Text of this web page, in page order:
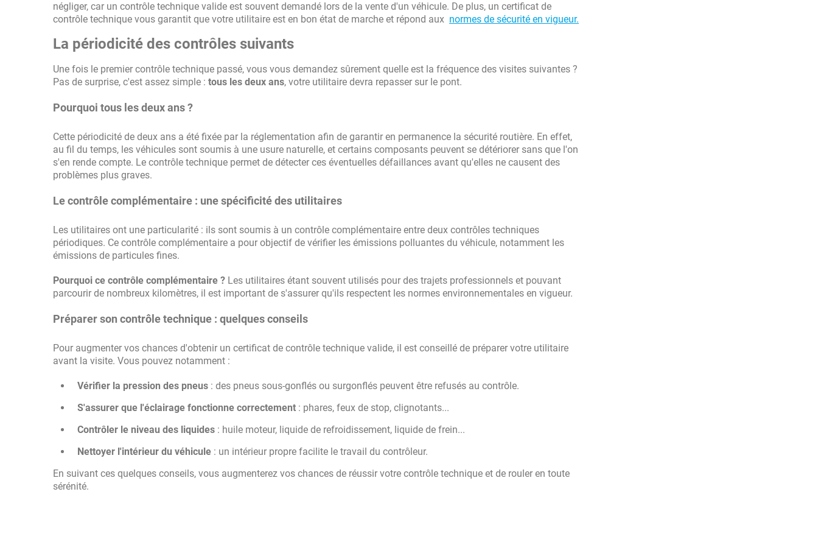
négliger, car un contrôle technique valide est souvent demandé lors de la vente d'un véhicule. De plus, un certificat de
contrôle technique vous garantit que votre utilitaire est en bon état de marche et répond aux normes de sécurité en vigueur.
La périodicité des contrôles suivants
Une fois le premier contrôle technique passé, vous vous demandez sûrement quelle est la fréquence des visites suivantes ?
Pas de surprise, c'est assez simple : tous les deux ans, votre utilitaire devra repasser sur le pont.
Pourquoi tous les deux ans ?
Cette périodicité de deux ans a été fixée par la réglementation afin de garantir en permanence la sécurité routière. En effet,
au fil du temps, les véhicules sont soumis à une usure naturelle, et certains composants peuvent se détériorer sans que l'on
s'en rende compte. Le contrôle technique permet de détecter ces éventuelles défaillances avant qu'elles ne causent des
problèmes plus graves.
Le contrôle complémentaire : une spécificité des utilitaires
Les utilitaires ont une particularité : ils sont soumis à un contrôle complémentaire entre deux contrôles techniques
périodiques. Ce contrôle complémentaire a pour objectif de vérifier les émissions polluantes du véhicule, notamment les
émissions de particules fines.
Pourquoi ce contrôle complémentaire ? Les utilitaires étant souvent utilisés pour des trajets professionnels et pouvant
parcourir de nombreux kilomètres, il est important de s'assurer qu'ils respectent les normes environnementales en vigueur.
Préparer son contrôle technique : quelques conseils
Pour augmenter vos chances d'obtenir un certificat de contrôle technique valide, il est conseillé de préparer votre utilitaire
avant la visite. Vous pouvez notamment :
Vérifier la pression des pneus : des pneus sous-gonflés ou surgonflés peuvent être refusés au contrôle.
S'assurer que l'éclairage fonctionne correctement : phares, feux de stop, clignotants...
Contrôler le niveau des liquides : huile moteur, liquide de refroidissement, liquide de frein...
Nettoyer l'intérieur du véhicule : un intérieur propre facilite le travail du contrôleur.
En suivant ces quelques conseils, vous augmenterez vos chances de réussir votre contrôle technique et de rouler en toute
sérénité.